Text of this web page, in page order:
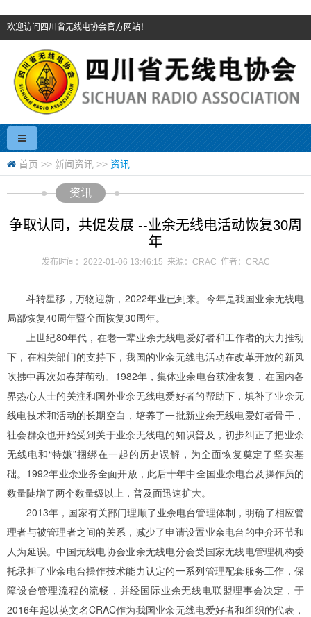
欢迎访问四川省无线电协会官方网站！
首页 >> 新闻资讯 >> 资讯
资讯
争取认同，共促发展 --业余无线电活动恢复30周
年
发布时间：2022-01-06 13:46:15 来源：CRAC 作者：CRAC
斗转星移，万物迎新，2022年业已到来。今年是我国业余无线电
局部恢复40周年暨全面恢复30周年。
上世纪80年代，在老一辈业余无线电爱好者和工作者的大力推动
下，在相关部门的支持下，我国的业余无线电活动在改革开放的新风
吹拂中再次如春芽萌动。1982年，集体业余电台获准恢复，在国内各
界热心人士的关注和国外业余无线电爱好者的帮助下，填补了业余无
线电技术和活动的长期空白，培养了一批新业余无线电爱好者骨干，
社会群众也开始受到关于业余无线电的知识普及，初步纠正了把业余
无线电和“特嫌”捆绑在一起的历史误解，为全面恢复奠定了坚实基
础。1992年业余业务全面开放，此后十年中全国业余电台及操作员的
数量陡增了两个数量级以上，普及面迅速扩大。
2013年，国家有关部门理顺了业余电台管理体制，明确了相应管
理者与被管理者之间的关系，减少了申请设置业余电台的中介环节和
人为延误。中国无线电协会业余无线电分会受国家无线电管理机构委
托承担了业余电台操作技术能力认定的一系列管理配套服务工作，保
障设台管理流程的流畅，并经国际业余无线电联盟理事会决定，于
2016年起以英文名CRAC作为我国业余无线电爱好者和组织的代表，